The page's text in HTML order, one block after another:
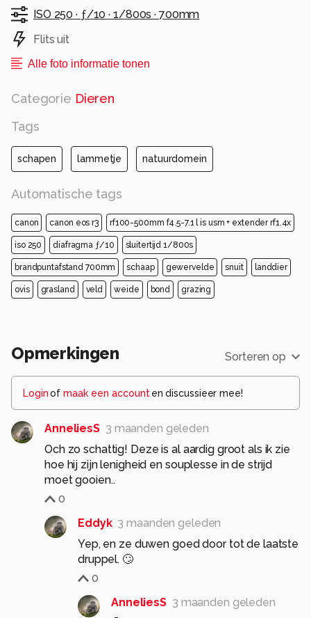
ISO 250 · ƒ/10 · 1/800s · 700mm
Flits uit
Alle foto informatie tonen
Categorie Dieren
Tags
schapen lammetje natuurdomein
Automatische tags
canon canon eos r3 rf100-500mm f4.5-7.1 l is usm + extender rf1.4x
iso 250 diafragma ƒ/10 sluitertijd 1/800s
brandpuntafstand 700mm schaap gewervelde snuit landdier
ovis grasland veld weide bond grazing
Opmerkingen Sorteren op
Loginof maak een account en discussieer mee!
AnneliesS 3 maanden geleden
Och zo schattig! Deze is al aardig groot als ik zie
hoe hij zijn lenigheid en souplesse in de strijd
moet gooien..
0
Eddyk 3 maanden geleden
Yep, en ze duwen goed door tot de laatste
druppel. 🙄
0
AnneliesS 3 maanden geleden